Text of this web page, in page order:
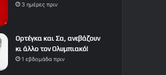
3 ημέρες πριν
Ορτέγκα και Σα, ανεβάζουν
κι άλλο τον Ολυμπιακό!
1 εβδομάδα πριν